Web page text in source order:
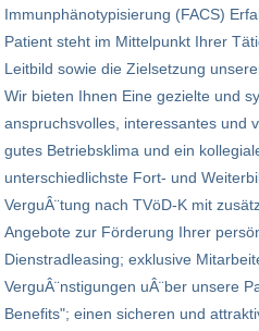
Immunphänotypisierung (FACS)
Patient steht im Mittelpunkt Ihrer
Leitbild sowie die Zielsetzung
Wir bieten Ihnen Eine gezielte und
anspruchsvolles, interessantes und
gutes Betriebsklima und ein
unterschiedlichste Fort- und
VerguÂ¨tung nach TVöD-K mit
Angebote zur Förderung Ihrer
Dienstradleasing; exklusive
VerguÂ¨nstigungen uÂ¨ber unsere
Benefits"; einen sicheren und